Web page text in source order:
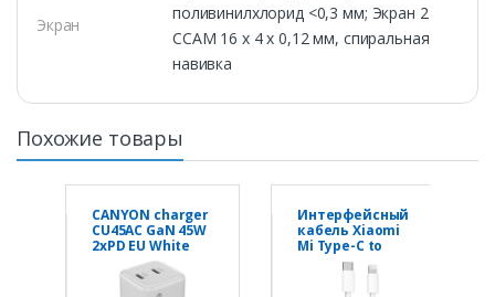
Экран
поливинилхлорид <0,3 мм; Экран 2
CCAM 16 x 4 х 0,12 мм, спиральная
навивка
Похожие товары
CANYON charger
CU45AC GaN 45W
2xPD EU White
Интерфейсный
кабель Xiaomi
Mi Type-C to
Lightning Cable